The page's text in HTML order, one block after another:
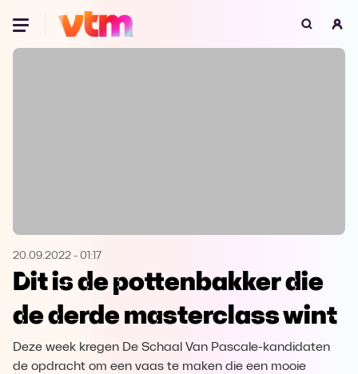
Oeps, browser niet ondersteund
Microsoft Edge Download
Opera Download
20.09.2022 - 01:17
Dit is de pottenbakker die
de derde masterclass wint
Deze week kregen De Schaal Van Pascale-kandidaten
de opdracht om een vaas te maken die een mooie